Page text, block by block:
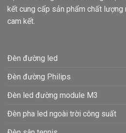
kết cung cấp sản phẩm chất
cam kết.
Đèn đường led
Đèn đường Philips
Đèn led đường module M3
Đèn pha led ngoài trời công suất